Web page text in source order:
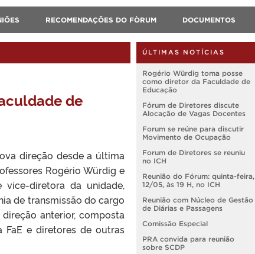
RECOMENDAÇÕES DO FÒRUM DOCUMENTOS
de
direção desde a última
Rogério Würdig e
diretora da unidade,
de transmissão do cargo
anterior, composta
FaE e diretores de outras
ÚLTIMAS NOTÍCIAS
Rogério Würdig toma posse
como diretor da Faculdade de
Educação
Fórum de Diretores discute
Alocação de Vagas Docentes
Forum se reúne para discutir
Movimento de Ocupação
Forum de Diretores se reuniu
no ICH
Reunião do Fórum: quinta-feira,
12/05, às 19 H, no ICH
Reunião com Núcleo de Gestão
de Diárias e Passagens
Comissão Especial
PRA convida para reunião
sobre SCDP